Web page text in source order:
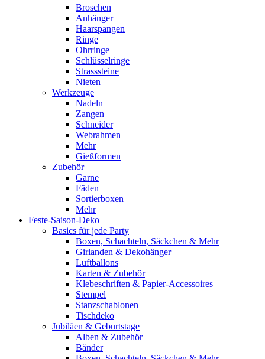
Broschen
Anhänger
Haarspangen
Ringe
Ohrringe
Schlüsselringe
Strasssteine
Nieten
Werkzeuge
Nadeln
Zangen
Schneider
Webrahmen
Mehr
Gießformen
Zubehör
Garne
Fäden
Sortierboxen
Mehr
Feste-Saison-Deko
Basics für jede Party
Boxen, Schachteln, Säckchen & Mehr
Girlanden & Dekohänger
Luftballons
Karten & Zubehör
Klebeschriften & Papier-Accessoires
Stempel
Stanzschablonen
Tischdeko
Jubiläen & Geburtstage
Alben & Zubehör
Bänder